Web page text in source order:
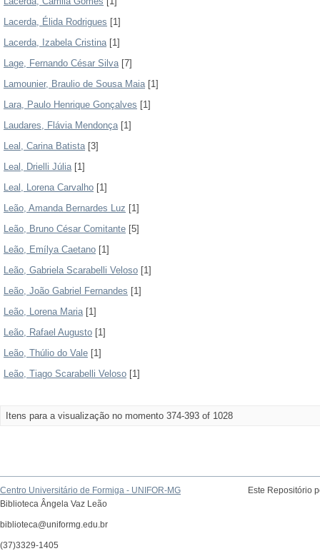
Lacerda, Élida Rodrigues [1]
Lacerda, Izabela Cristina[1]
Lage, Fernando César Silva[7]
Lamounier, Braulio de Sousa Maia[1]
Lara, Paulo Henrique Gonçalves [1]
Laudares, Flávia Mendonça[1]
Leal, Carina Batista[3]
Leal, Drielli Júlia[1]
Leal, Lorena Carvalho [1]
Leão, Amanda Bernardes Luz [1]
Leão, Bruno César Comitante [5]
Leão, Emílya Caetano [1]
Leão, Gabriela Scarabelli Veloso [1]
Leão, João Gabriel Fernandes [1]
Leão, Lorena Maria[1]
Leão, Rafael Augusto [1]
Leão, Thúlio do Vale [1]
Leão, Tiago Scarabelli Veloso [1]
Itens para a visualização no momento 374-393 of 1028
Centro Universitário de Formiga - UNIFOR-MG
Biblioteca Ângela Vaz Leão
biblioteca@uniformg.edu.br
(37)3329-1405
Este Repositório